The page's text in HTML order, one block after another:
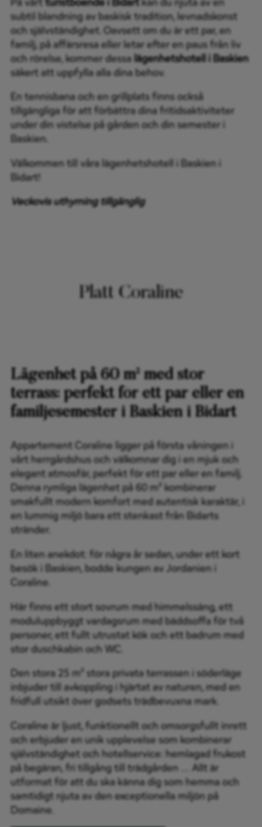
subtil blandning av baskisk tradition, levnadskonst
och självständighet. Oavsett om du är ett par, en
familj, på affärsresa eller letar efter en paus från liv
och rörelse, kommer dessa lägenhetshotell i Baskien
säkert att uppfylla alla dina behov.
En tennisbana och en grillplats finns också
tillgängliga för att förbättra dina fritidsaktiviteter
under din vistelse på gården och din semester i
Baskien.
Välkommen till våra lägenhetshotell i Baskien i
Bidart!
Veckovis uthyrning tillgänglig
Platt Coraline
Lägenhet på 60 m² med stor
terrass: perfekt för ett par eller en
familjesemester i Baskien i Bidart
Appartement Coraline ligger på första våningen i
vårt herrgårdshus och välkomnar dig i en mjuk och
elegant atmosfär, perfekt för ett par eller en familj.
Denna rymliga lägenhet på 60 m² kombinerar
smakfullt modern komfort med autentisk karaktär, i
en lummig miljö bara ett stenkast från Bidarts
stränder.
En liten anekdot: för några år sedan, under ett kort
besök i Baskien, bodde kungen av Jordanien i
Coraline.
Här finns ett stort sovrum med himmelssäng, ett
moduluppbyggt vardagsrum med bäddsoffa för två
personer, ett fullt utrustat kök och ett badrum med
stor duschkabin och WC.
Den stora 25 m² stora privata terrassen i söderläge
inbjuder till avkoppling i hjärtat av naturen, med en
fridfull utsikt över godsets trädbevuxna mark.
Coraline är ljust, funktionellt och omsorgsfullt inrett
och erbjuder en unik upplevelse som kombinerar
självständighet och hotellservice: hemlagad frukost
på begäran, fri tillgång till trädgården … Allt är
utformat för att du ska känna dig som hemma och
samtidigt njuta av den exceptionella miljön på
Domaine.